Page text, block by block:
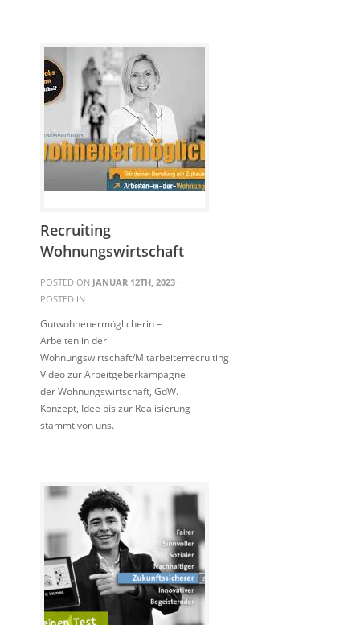
Recruiting
Wohnungswirtschaft
POSTED ON JANUAR 12TH, 2023 ·
POSTED IN
Gutwohnenermöglicherin –
Arbeiten in der
Wohnungswirtschaft/Mitarbeiterrecruiting
Video zur Arbeitgeberkampagne
der Wohnungswirtschaft, GdW.
Konzept, Idee bis zur Realisierung
stammt von uns.